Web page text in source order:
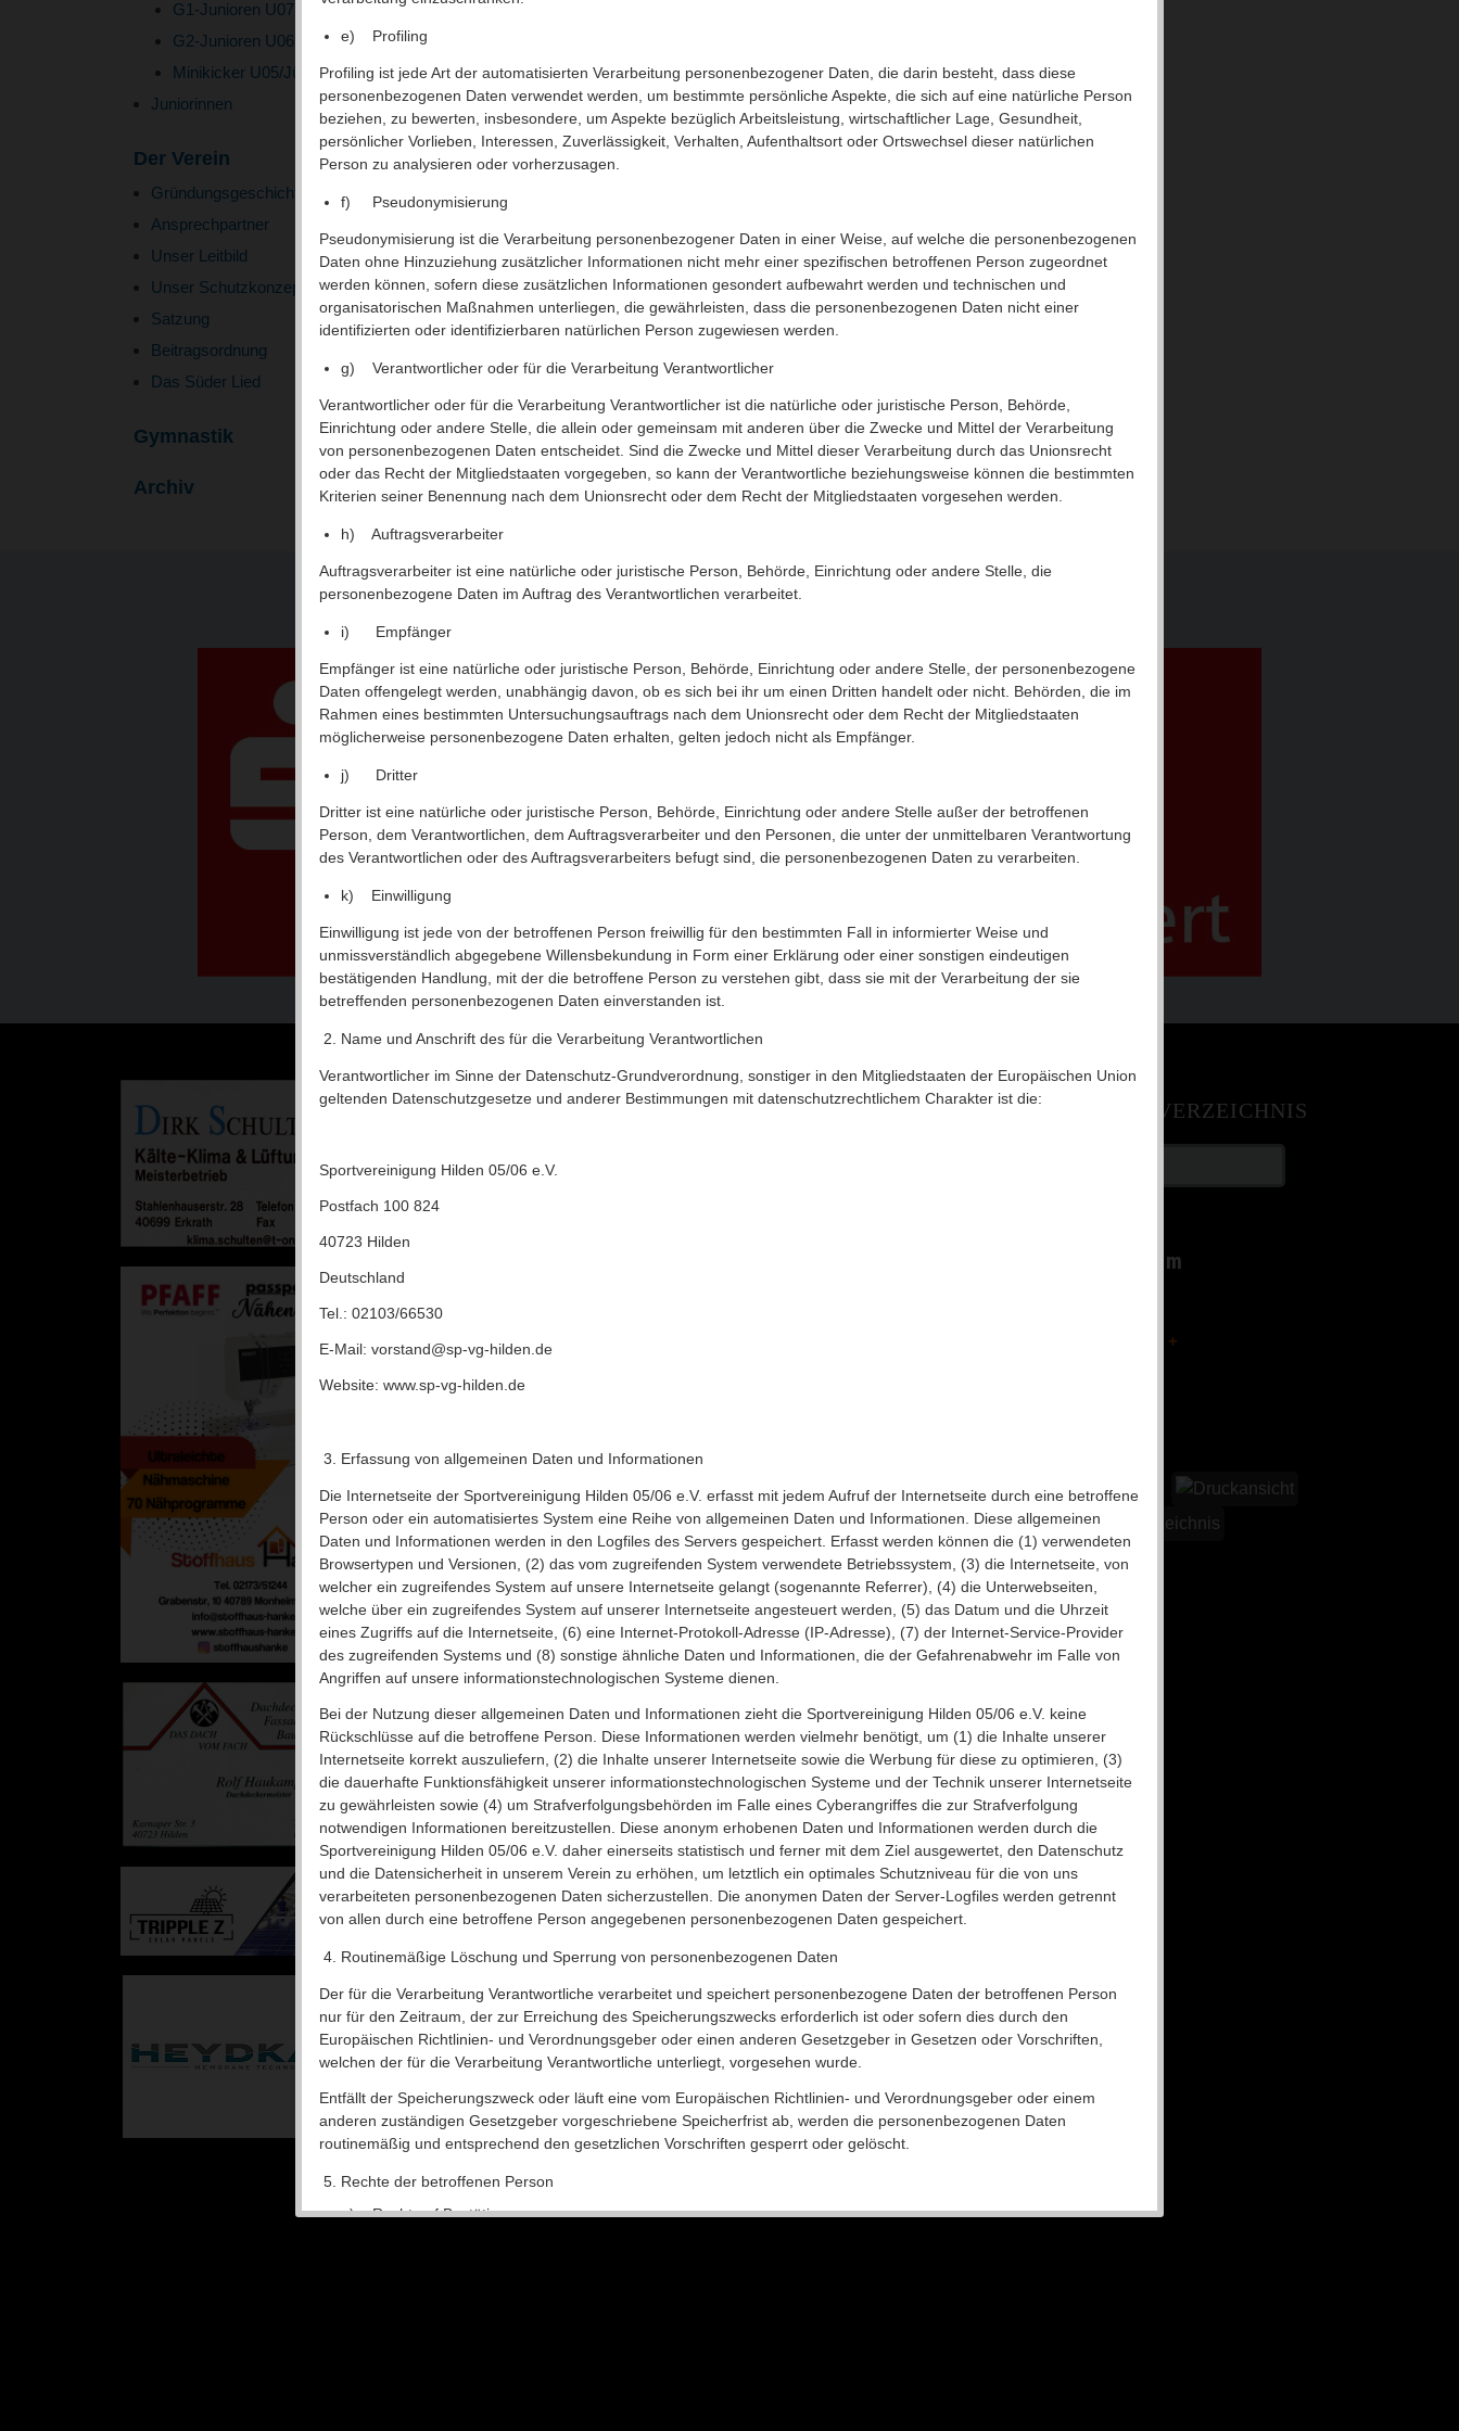
G1-Junioren U07
G2-Junioren U06
Minikicker U05/Jünger
Juniorinnen
Der Verein
Gründungsgeschichte
Ansprechpartner
Unser Leitbild
Unser Schutzkonzept
Satzung
Beitragsordnung
Das Süder Lied
Gymnastik
Archiv
Zuletzt geänderte Seiten: Impressum
Datenschutzerklärung
e) Profiling
Profiling ist jede Art der automatisierten Verarbeitung personenbezogener Daten, die darin besteht, dass diese
personenbezogenen Daten verwendet werden, um bestimmte persönliche Aspekte, die sich auf eine natürliche Person
beziehen, zu bewerten, insbesondere, um Aspekte bezüglich Arbeitsleistung, wirtschaftlicher Lage, Gesundheit,
persönlicher Vorlieben, Interessen, Zuverlässigkeit, Verhalten, Aufenthaltsort oder Ortswechsel dieser natürlichen
Person zu analysieren oder vorherzusagen.
f) Pseudonymisierung
Pseudonymisierung ist die Verarbeitung personenbezogener Daten in einer Weise, auf welche die personenbezogenen
Daten ohne Hinzuziehung zusätzlicher Informationen nicht mehr einer spezifischen betroffenen Person zugeordnet
werden können, sofern diese zusätzlichen Informationen gesondert aufbewahrt werden und technischen und
organisatorischen Maßnahmen unterliegen, die gewährleisten, dass die personenbezogenen Daten nicht einer
identifizierten oder identifizierbaren natürlichen Person zugewiesen werden.
g) Verantwortlicher oder für die Verarbeitung Verantwortlicher
Verantwortlicher oder für die Verarbeitung Verantwortlicher ist die natürliche oder juristische Person, Behörde,
Einrichtung oder andere Stelle, die allein oder gemeinsam mit anderen über die Zwecke und Mittel der Verarbeitung
von personenbezogenen Daten entscheidet. Sind die Zwecke und Mittel dieser Verarbeitung durch das Unionsrecht
oder das Recht der Mitgliedstaaten vorgegeben, so kann der Verantwortliche beziehungsweise können die bestimmten
Kriterien seiner Benennung nach dem Unionsrecht oder dem Recht der Mitgliedstaaten vorgesehen werden.
h) Auftragsverarbeiter
Auftragsverarbeiter ist eine natürliche oder juristische Person, Behörde, Einrichtung oder andere Stelle, die
personenbezogene Daten im Auftrag des Verantwortlichen verarbeitet.
i) Empfänger
Empfänger ist eine natürliche oder juristische Person, Behörde, Einrichtung oder andere Stelle, der personenbezogene
Daten offengelegt werden, unabhängig davon, ob es sich bei ihr um einen Dritten handelt oder nicht. Behörden, die im
Rahmen eines bestimmten Untersuchungsauftrags nach dem Unionsrecht oder dem Recht der Mitgliedstaaten
möglicherweise personenbezogene Daten erhalten, gelten jedoch nicht als Empfänger.
j) Dritter
Dritter ist eine natürliche oder juristische Person, Behörde, Einrichtung oder andere Stelle außer der betroffenen
Person, dem Verantwortlichen, dem Auftragsverarbeiter und den Personen, die unter der unmittelbaren Verantwortung
des Verantwortlichen oder des Auftragsverarbeiters befugt sind, die personenbezogenen Daten zu verarbeiten.
k) Einwilligung
Einwilligung ist jede von der betroffenen Person freiwillig für den bestimmten Fall in informierter Weise und
unmissverständlich abgegebene Willensbekundung in Form einer Erklärung oder einer sonstigen eindeutigen
bestätigenden Handlung, mit der die betroffene Person zu verstehen gibt, dass sie mit der Verarbeitung der sie
betreffenden personenbezogenen Daten einverstanden ist.
Name und Anschrift des für die Verarbeitung Verantwortlichen
Verantwortlicher im Sinne der Datenschutz-Grundverordnung, sonstiger in den Mitgliedstaaten der Europäischen Union
geltenden Datenschutzgesetze und anderer Bestimmungen mit datenschutzrechtlichem Charakter ist die:
Sportvereinigung Hilden 05/06 e.V.
Postfach 100 824
40723 Hilden
Deutschland
Tel.: 02103/66530
E-Mail: vorstand@sp-vg-hilden.de
Website: www.sp-vg-hilden.de
Erfassung von allgemeinen Daten und Informationen
Die Internetseite der Sportvereinigung Hilden 05/06 e.V. erfasst mit jedem Aufruf der Internetseite durch eine betroffene
Person oder ein automatisiertes System eine Reihe von allgemeinen Daten und Informationen. Diese allgemeinen
Daten und Informationen werden in den Logfiles des Servers gespeichert. Erfasst werden können die (1) verwendeten
Browsertypen und Versionen, (2) das vom zugreifenden System verwendete Betriebssystem, (3) die Internetseite, von
welcher ein zugreifendes System auf unsere Internetseite gelangt (sogenannte Referrer), (4) die Unterwebseiten,
welche über ein zugreifendes System auf unserer Internetseite angesteuert werden, (5) das Datum und die Uhrzeit
eines Zugriffs auf die Internetseite, (6) eine Internet-Protokoll-Adresse (IP-Adresse), (7) der Internet-Service-Provider
des zugreifenden Systems und (8) sonstige ähnliche Daten und Informationen, die der Gefahrenabwehr im Falle von
Angriffen auf unsere informationstechnologischen Systeme dienen.
Bei der Nutzung dieser allgemeinen Daten und Informationen zieht die Sportvereinigung Hilden 05/06 e.V. keine
Rückschlüsse auf die betroffene Person. Diese Informationen werden vielmehr benötigt, um (1) die Inhalte unserer
Internetseite korrekt auszuliefern, (2) die Inhalte unserer Internetseite sowie die Werbung für diese zu optimieren, (3)
die dauerhafte Funktionsfähigkeit unserer informationstechnologischen Systeme und der Technik unserer Internetseite
zu gewährleisten sowie (4) um Strafverfolgungsbehörden im Falle eines Cyberangriffes die zur Strafverfolgung
notwendigen Informationen bereitzustellen. Diese anonym erhobenen Daten und Informationen werden durch die
Sportvereinigung Hilden 05/06 e.V. daher einerseits statistisch und ferner mit dem Ziel ausgewertet, den Datenschutz
und die Datensicherheit in unserem Verein zu erhöhen, um letztlich ein optimales Schutzniveau für die von uns
verarbeiteten personenbezogenen Daten sicherzustellen. Die anonymen Daten der Server-Logfiles werden getrennt
von allen durch eine betroffene Person angegebenen personenbezogenen Daten gespeichert.
Routinemäßige Löschung und Sperrung von personenbezogenen Daten
Der für die Verarbeitung Verantwortliche verarbeitet und speichert personenbezogene Daten der betroffenen Person
nur für den Zeitraum, der zur Erreichung des Speicherungszwecks erforderlich ist oder sofern dies durch den
Europäischen Richtlinien- und Verordnungsgeber oder einen anderen Gesetzgeber in Gesetzen oder Vorschriften,
welchen der für die Verarbeitung Verantwortliche unterliegt, vorgesehen wurde.
Entfällt der Speicherungszweck oder läuft eine vom Europäischen Richtlinien- und Verordnungsgeber oder einem
anderen zuständigen Gesetzgeber vorgeschriebene Speicherfrist ab, werden die personenbezogenen Daten
routinemäßig und entsprechend den gesetzlichen Vorschriften gesperrt oder gelöscht.
Rechte der betroffenen Person
a) Recht auf Bestätigung
INHALTSVERZEICHNIS
Vereinsheim